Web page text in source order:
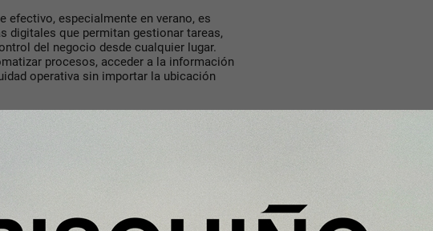
efectivo, especialmente en verano, es
digitales que permitan gestionar tareas,
del negocio desde cualquier lugar.
procesos, acceder a la información
operativa sin importar la ubicación